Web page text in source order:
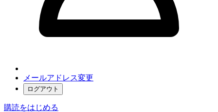
メールアドレス変更
ログアウト
購読をはじめる